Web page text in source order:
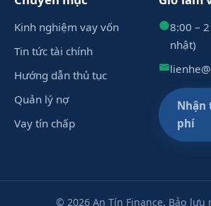
Kinh nghiệm vay vốn
Tin tức tài chính
Hướng dẫn thủ tục
Quản lý nợ
Vay tín chấp
8:00 –
nhật)
Nhận
phí
© 2026 An Tín Finance. Bảo lưu